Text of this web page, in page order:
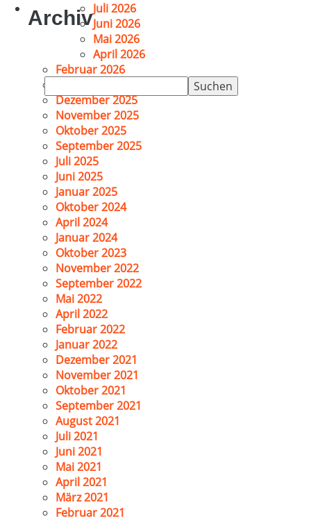
Suchen
nach:
ArchivJuli 2026
Juni 2026
Mai 2026
April 2026
Februar 2026
Dezember 2025
November 2025
Oktober 2025
September 2025
Juli 2025
Juni 2025
Januar 2025
Oktober 2024
April 2024
Januar 2024
Oktober 2023
November 2022
September 2022
Mai 2022
April 2022
Februar 2022
Januar 2022
Dezember 2021
November 2021
Oktober 2021
September 2021
August 2021
Juli 2021
Juni 2021
Mai 2021
April 2021
März 2021
Februar 2021